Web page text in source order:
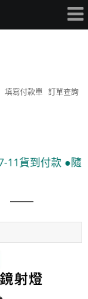
填寫付款單 訂單查詢
票